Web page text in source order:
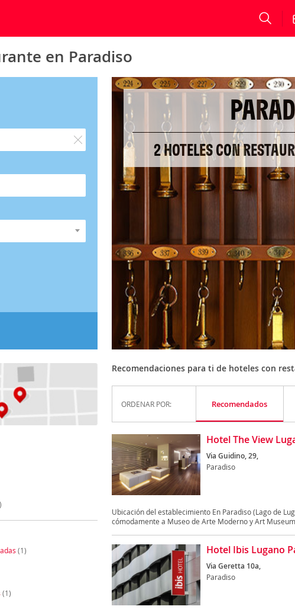
en Paradiso
(1)
(1)
2 HOTELES CON
Recomendaciones para ti de hoteles con
ORDENAR POR: Recomendados
Hotel The View
Via Guidino, 29,
Paradiso
Ubicación del establecimiento En Paradiso (Lago de
cómodamente a Museo de Arte Moderno y Art
Hotel Ibis Lugano
Via Geretta 10a,
Paradiso